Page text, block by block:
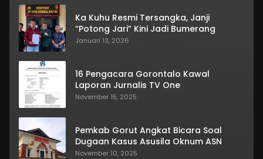
Ka Kuhu Resmi Tersangka, Janji
“Potong Jari” Kini Jadi Bumerang
Januari 13, 2026
16 Pengacara Gorontalo Kawal
Laporan Jurnalis TV One
November 15, 2025
Pemkab Gorut Angkat Bicara Soal
Dugaan Kasus Asusila Oknum ASN
November 10, 2025